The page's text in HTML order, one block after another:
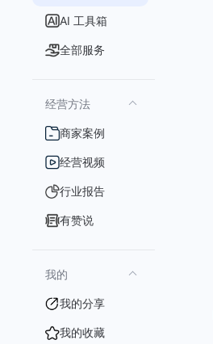
AI 工具箱
全部服务
经营方法
商家案例
经营视频
行业报告
有赞说
我的
我的分享
我的收藏